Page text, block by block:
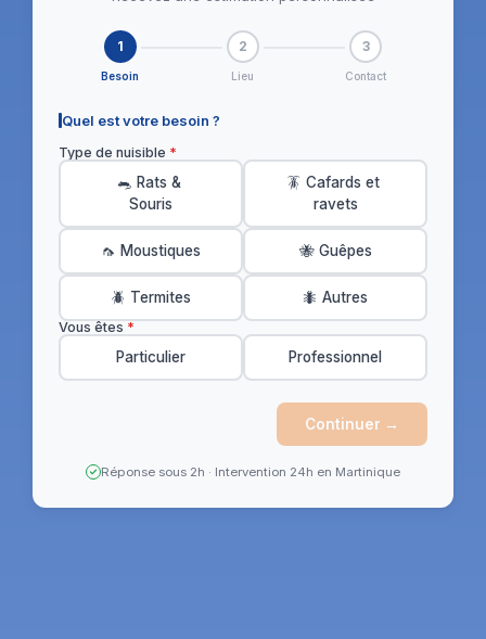
1
Besoin
2
Lieu
3
Contact
Quel est votre besoin ?
Type de nuisible *
🐀 Rats &
Souris
🪳 Cafards et
ravets
🦟 Moustiques 🐝 Guêpes
🪲 Termites 🐜 Autres
Vous êtes *
Particulier Professionnel
Continuer →
Réponse sous 2h · Intervention 24h en Martinique